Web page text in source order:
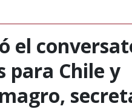
el
para Chile y